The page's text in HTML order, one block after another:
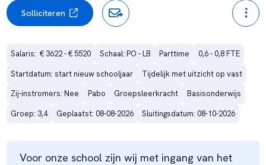
Solliciteren
Salaris:  € 3622 - € 5520 Schaal: PO - LB Parttime
0,6 - 0,8 FTE
Startdatum: start nieuw schooljaar
Tijdelijk met uitzicht op vast
Zij-instromers: Nee
Pabo Groepsleerkracht
Basisonderwijs
Groep: 3,4
Geplaatst: 08-08-2026 Sluitingsdatum: 08-10-2026
Voor onze school zijn wij met ingang van het